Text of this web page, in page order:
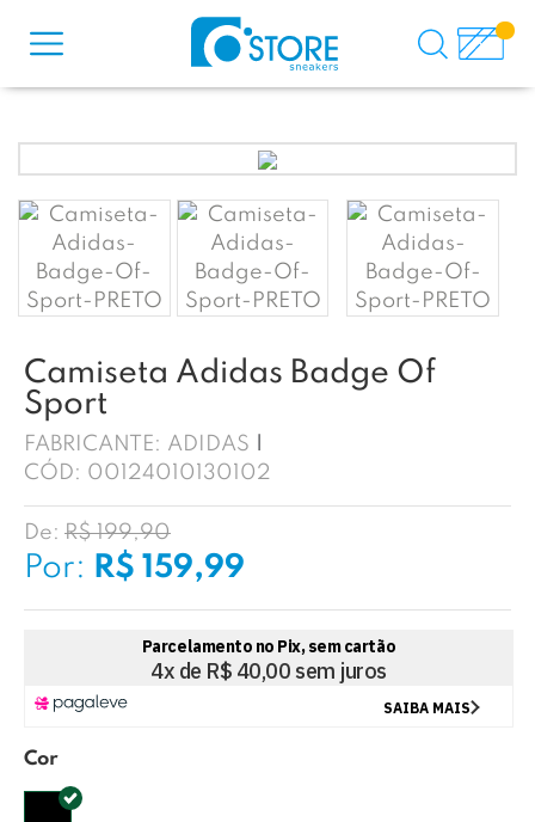
Camiseta Adidas Badge Of
Sport
FABRICANTE: ADIDAS
CÓD: 00124010130102
De: R$ 199,90
Por: R$ 159,99
Cor